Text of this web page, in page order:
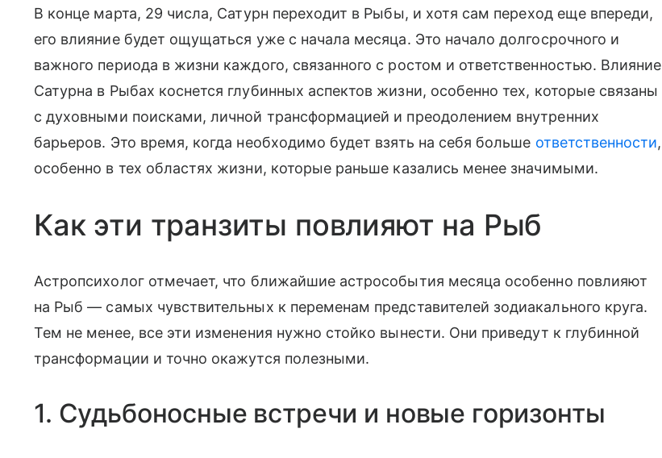
В конце марта, 29 числа, Сатурн переходит в Рыбы, и хотя сам переход еще впереди,
его влияние будет ощущаться уже с начала месяца. Это начало долгосрочного и
важного периода в жизни каждого, связанного с ростом и ответственностью. Влияние
Сатурна в Рыбах коснется глубинных аспектов жизни, особенно тех, которые связаны
с духовными поисками, личной трансформацией и преодолением внутренних
барьеров. Это время, когда необходимо будет взять на себя больше ответственности,
особенно в тех областях жизни, которые раньше казались менее значимыми.
Как эти транзиты повлияют на Рыб
Астропсихолог отмечает, что ближайшие астрособытия месяца особенно повлияют
на Рыб — самых чувствительных к переменам представителей зодиакального круга.
Тем не менее, все эти изменения нужно стойко вынести. Они приведут к глубинной
трансформации и точно окажутся полезными.
1. Судьбоносные встречи и новые горизонты